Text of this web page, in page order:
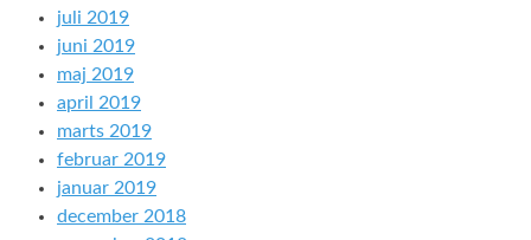
juli 2019
juni 2019
maj 2019
april 2019
marts 2019
februar 2019
januar 2019
december 2018